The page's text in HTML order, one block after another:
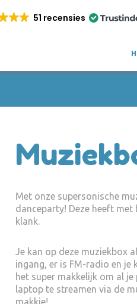
51 recensies
Met onze supersonische
danceparty! Deze heeft
klank.
Je kan op deze muziekbox
ingang, er is FM-radio en
het super makkelijk om al
laptop te streamen via de
makkie!